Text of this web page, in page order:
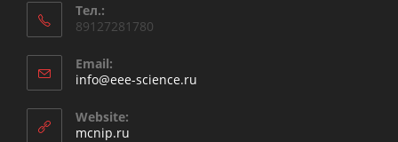
Тел.:
89127281780
Email:
info@eee-science.ru
Website:
mcnip.ru